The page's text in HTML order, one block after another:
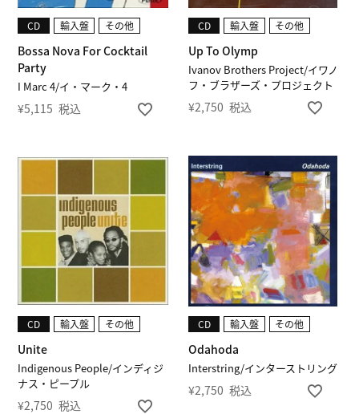
I Marc 4/イ・マーク・4
Bossa Nova For Cocktail
Party
CD 輸入盤 その他
¥5,115 税込
Ivanov Brothers Project/イワノ
フ・ブラザーズ・プロジェクト
Up To Olymp
CD 輸入盤 その他
¥2,750 税込
Indigenous People/インディジ
ナス・ピープル
Unite
CD 輸入盤 その他
¥2,750 税込
Interstring/インターストリング
Odahoda
CD 輸入盤 その他
¥2,750 税込